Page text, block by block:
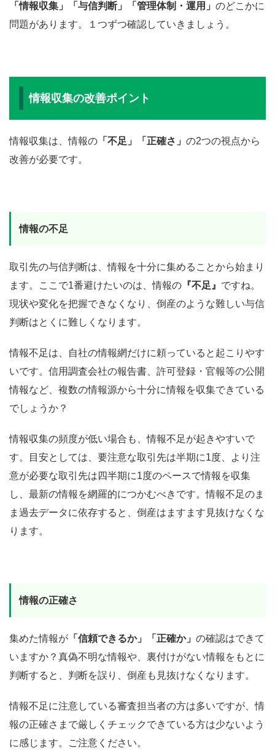
「情報収集」「与信判断」「管理体制・運用」 のどこかに
問題があります。１つずつ確認していきましょう。
情報収集の改善ポイント
情報収集は、情報の 「不足」「正確さ」 の2つの視点から
改善が必要です。
情報の不足
取引先の与信判断は、情報を十分に集めることから始まり
ます。ここで1番避けたいのは、情報の 『不足』 ですね。
現状や変化を把握できなくなり、倒産のような難しい与信
判断はとくに難しくなります。
情報不足は、自社の情報網だけに頼っていると起こりやす
いです。信用調査会社の報告書、許可登録・官報等の公開
情報など、複数の情報源から十分に情報を収集できている
でしょうか？
情報収集の頻度が低い場合も、情報不足が起きやすいで
す。目安としては、要注意な取引先は半期に1度、より注
意が必要な取引先は四半期に1度のペースで情報を収集
し、最新の情報を網羅的につかむべきです。情報不足のま
ま過去データに依存すると、倒産はますます見抜けなくな
ります。
情報の正確さ
集めた情報が 「信頼できるか」「正確か」 の確認はできて
いますか？真偽不明な情報や、裏付けがない情報をもとに
判断すると、判断を誤り、倒産も見抜けなくなります。
情報不足に注意している審査担当者の方は多いですが、情
報の正確さまで厳しくチェックできている方は少ないよう
に感じます。ご注意ください。